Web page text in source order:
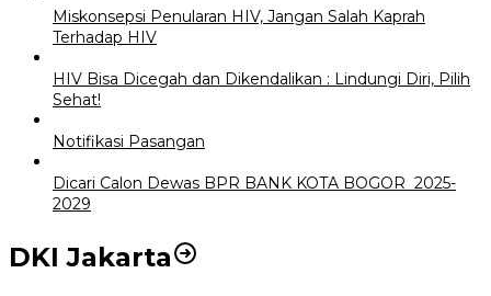
Miskonsepsi Penularan HIV, Jangan Salah Kaprah
Terhadap HIV
HIV Bisa Dicegah dan Dikendalikan : Lindungi Diri, Pilih
Sehat!
Notifikasi Pasangan
Dicari Calon Dewas BPR BANK KOTA BOGOR 2025-
2029
DKI Jakarta